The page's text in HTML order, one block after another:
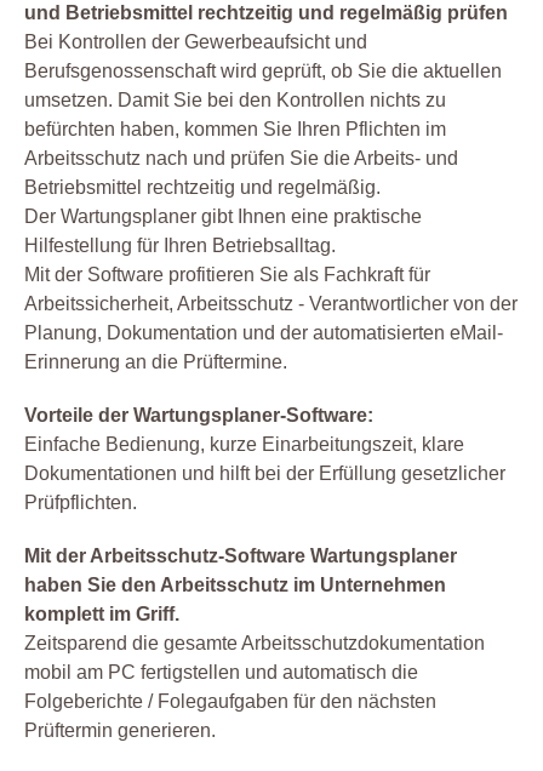
und Betriebsmittel rechtzeitig und regelmäßig prüfen
Bei Kontrollen der Gewerbeaufsicht und
Berufsgenossenschaft wird geprüft, ob Sie die aktuellen
umsetzen. Damit Sie bei den Kontrollen nichts zu
befürchten haben, kommen Sie Ihren Pflichten im
Arbeitsschutz nach und prüfen Sie die Arbeits- und
Betriebsmittel rechtzeitig und regelmäßig.
Der Wartungsplaner gibt Ihnen eine praktische
Hilfestellung für Ihren Betriebsalltag.
Mit der Software profitieren Sie als Fachkraft für
Arbeitssicherheit, Arbeitsschutz - Verantwortlicher von der
Planung, Dokumentation und der automatisierten eMail-
Erinnerung an die Prüftermine.
Vorteile der Wartungsplaner-Software:
Einfache Bedienung, kurze Einarbeitungszeit, klare
Dokumentationen und hilft bei der Erfüllung gesetzlicher
Prüfpflichten.
Mit der Arbeitsschutz-Software Wartungsplaner
haben Sie den Arbeitsschutz im Unternehmen
komplett im Griff.
Zeitsparend die gesamte Arbeitsschutzdokumentation
mobil am PC fertigstellen und automatisch die
Folgeberichte / Folegaufgaben für den nächsten
Prüftermin generieren.